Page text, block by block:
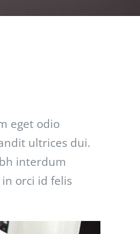
eget odio
ultrices dui.
interdum
orci id felis